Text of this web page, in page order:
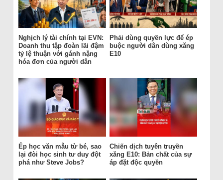
Nghịch lý tài chính tại EVN:
Doanh thu tập đoàn lãi đậm
tỷ lệ thuận với gánh nặng
hóa đơn của người dân
Phải dùng quyền lực để ép
buộc người dân dùng xăng
E10
Ép học văn mẫu từ bé, sao
lại đòi học sinh tư duy đột
phá như Steve Jobs?
Chiến dịch tuyên truyền
xăng E10: Bản chất của sự
áp đặt độc quyền